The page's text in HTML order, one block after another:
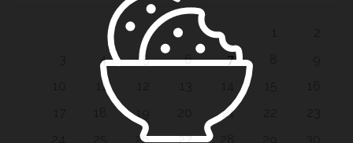
4 5 6 7
11
19 21
26 27